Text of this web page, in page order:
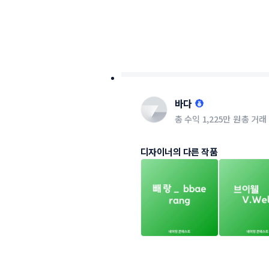
바다
총 수익 1,225만 원총 거래
디자이너의 다른 작품